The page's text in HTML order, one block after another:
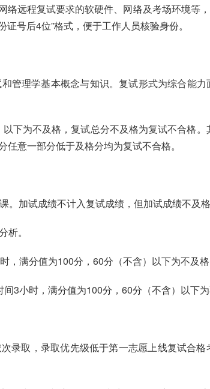
络远程复试要求的软硬件、网络及考场环境等
号后4位”格式，便于工作人员核验身份。
管理学基本概念与知识。复试形式为综合能
下为不及格，复试总分不及格为复试不合格
意一部分低于及格分均为复试不合格。
加试成绩不计入复试成绩，但加试成绩不及格
。
，满分值为100分，60分（不含）以下为不及格
3小时，满分值为100分，60分（不含）以下为
录取，录取优先级低于第一志愿上线复试合